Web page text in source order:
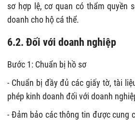
sơ hợp lệ, cơ quan có thẩm quyền
doanh cho hộ cá thể.
6.2. Đối với doanh nghiệp
Bước 1: Chuẩn bị hồ sơ
- Chuẩn bị đầy đủ các giấy tờ, tài
phép kinh doanh đối với doanh
- Đảm bảo các thông tin được cung